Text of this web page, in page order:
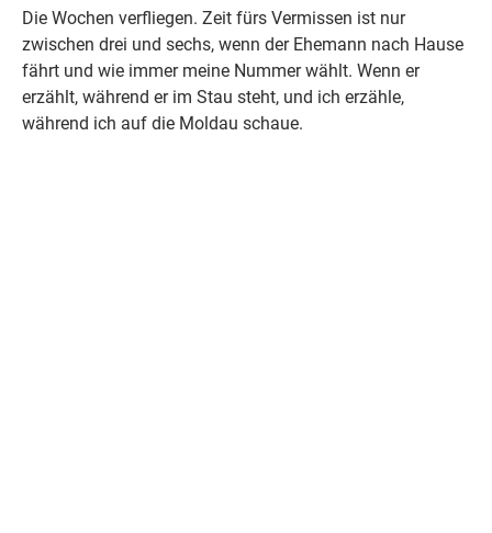
Die Wochen verfliegen. Zeit fürs Vermissen ist nur
zwischen drei und sechs, wenn der Ehemann nach Hause
fährt und wie immer meine Nummer wählt. Wenn er
erzählt, während er im Stau steht, und ich erzähle,
während ich auf die Moldau schaue.